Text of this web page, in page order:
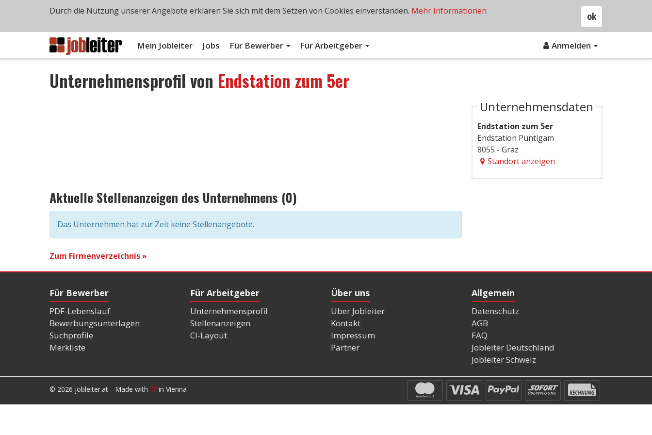
Mein Jobleiter Jobs Für Bewerber Für Arbeitgeber Anmelden
Unternehmensprofil von Endstation zum 5er
Unternehmensdaten
Endstation zum 5er
Endstation Puntigam
8055 - Graz
Standort anzeigen
Aktuelle Stellenanzeigen des Unternehmens (0)
Das Unternehmen hat zur Zeit keine Stellenangebote.
Zum Firmenverzeichnis »
Für Bewerber
PDF-Lebenslauf
Bewerbungsunterlagen
Suchprofile
Merkliste
Für Arbeitgeber
Unternehmensprofil
Stellenanzeigen
CI-Layout
Über uns
Über Jobleiter
Kontakt
Impressum
Partner
Allgemein
Datenschutz
AGB
FAQ
Jobleiter Deutschland
Jobleiter Schweiz
© 2026 jobleiter.at Made with in Vienna
ok
Durch die Nutzung unserer Angebote erklären Sie sich mit dem Setzen von Cookies einverstanden. Mehr Informationen